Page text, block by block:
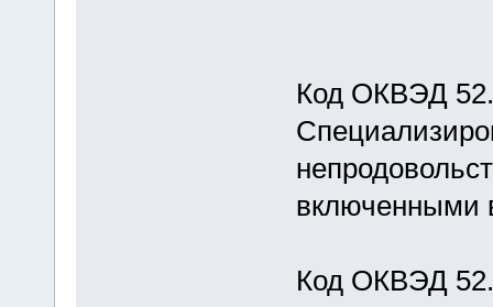
Код ОКВЭД
включенными
Код ОКВЭД